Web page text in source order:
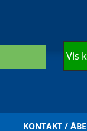
Vis
KONTAKT /